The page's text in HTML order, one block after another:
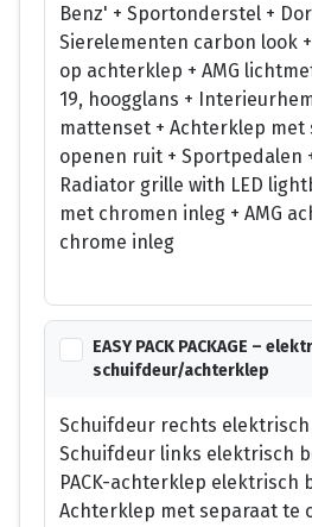
Benz' + Sportonderstel +
Sierelementen carbon look
op achterklep + AMG
19, hoogglans +
mattenset + Achterklep met
openen ruit + Sportpedalen
Radiator grille with LED
met chromen inleg + AMG
chrome inleg
EASY PACK PACKAGE –
schuifdeur/achterklep
Schuifdeur rechts
Schuifdeur links elektrisch
PACK-achterklep elektrisch
Achterklep met separaat te